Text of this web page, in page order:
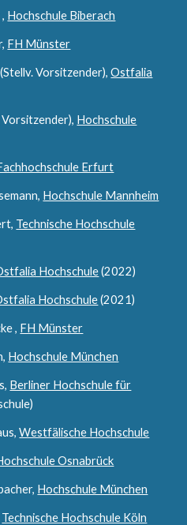
Hochschule Biberach
FH Münster
Vorsitzender),Ostfalia
Vorsitzender), Hochschule
Erfurt
Hochschule Mannheim
Technische Hochschule
Hochschule(2022)
Hochschule(2021)
, FH Münster
Hochschule München
Berliner Hochschule für
Westfälische Hochschule
Osnabrück
Hochschule München
Technische Hochschule Köln